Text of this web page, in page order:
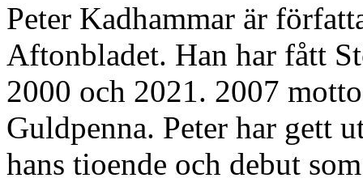
Peter Kadhammar är
Aftonbladet. Han har fått
2000 och 2021. 2007
Guldpenna. Peter har gett
hans tioende och debut